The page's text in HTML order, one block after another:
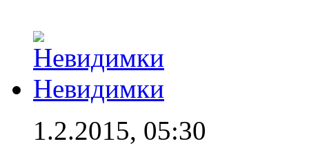
Невидимки
1.2.2015, 05:30